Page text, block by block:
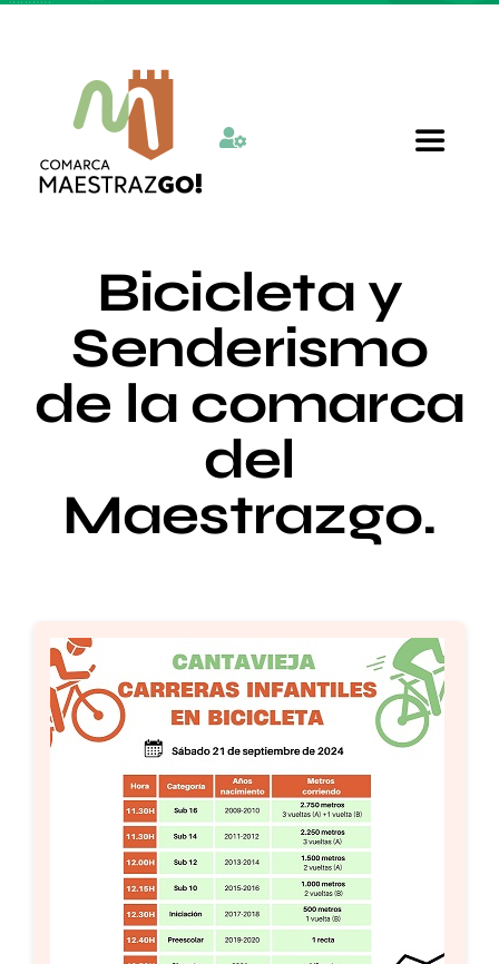
Toggle
Quienes somos
Departamentos
Contacto
Bicicleta y
Senderismo
de la comarca
del
Maestrazgo.